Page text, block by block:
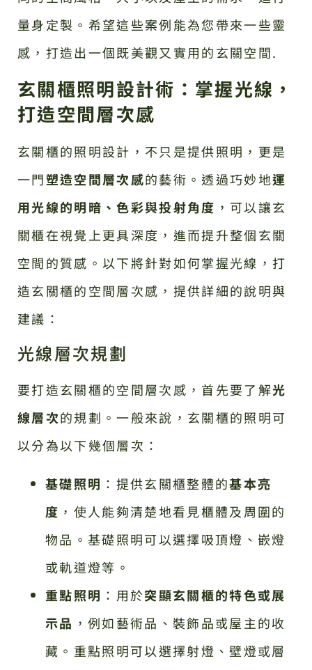
量身定製。希望這些案例能為您帶來一些靈
感，打造出一個既美觀又實用的玄關空間.
玄關櫃照明設計術：掌握光線，
打造空間層次感
玄關櫃的照明設計，不只是提供照明，更是
一門塑造空間層次感的藝術。透過巧妙地運
用光線的明暗、色彩與投射角度 ，可以讓玄
關櫃在視覺上更具深度，進而提升整個玄關
空間的質感。以下將針對如何掌握光線，打
造玄關櫃的空間層次感，提供詳細的說明與
建議：
光線層次規劃
要打造玄關櫃的空間層次感，首先要了解光
線層次的規劃。一般來說，玄關櫃的照明可
以分為以下幾個層次：
基礎照明 ：提供玄關櫃整體的基本亮
度 ，使人能夠清楚地看見櫃體及周圍的
物品。基礎照明可以選擇吸頂燈、嵌燈
或軌道燈等。
重點照明 ：用於突顯玄關櫃的特色或展
示品 ，例如藝術品、裝飾品或屋主的收
藏。重點照明可以選擇射燈、壁燈或層